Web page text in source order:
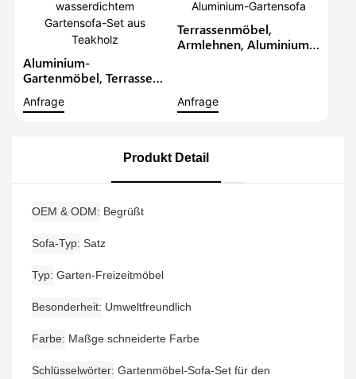
Aluminium-
Gartenmöbel, Terrassen-
Sitzgruppe Für 4
Gartensofa-Set Aus
Anfrage
Terrassenmöbel,
Armlehnen, Aluminium-
Aluminium-Gartensofa
Anfrage
Produkt Detail
OEM & ODM Begrüßt
Sofa-Typ Satz
Typ Garten-Freizeitmöbel
Besonderheit Umweltfreundlich
Farbe Maßge schneiderte Farbe
Schlüsselwörter Gartenmöbel-Sofa-Set für den